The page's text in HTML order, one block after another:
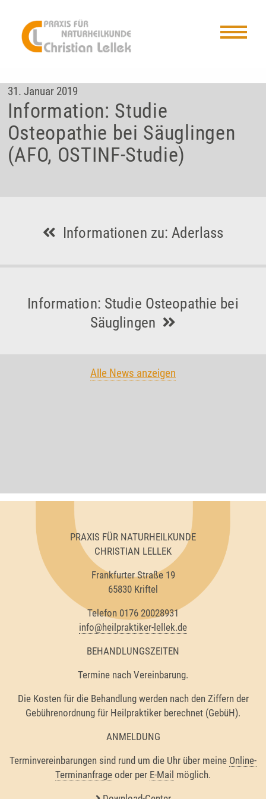
31. Januar 2019
Information: Studie
Osteopathie bei Säuglingen
(AFO, OSTINF-Studie)
Informationen zu: Aderlass
Information: Studie Osteopathie bei
Säuglingen
Alle News anzeigen
PRAXIS FÜR NATURHEILKUNDE
CHRISTIAN LELLEK
Frankfurter Straße 19
65830 Kriftel
Telefon 0176 20028931
info@heilpraktiker-lellek.de
BEHANDLUNGSZEITEN
Termine nach Vereinbarung.
Die Kosten für die Behandlung werden nach den Ziffern der
Gebührenordnung für Heilpraktiker berechnet (GebüH).
ANMELDUNG
Terminvereinbarungen sind rund um die Uhr über meine Online-
Terminanfrage oder per E-Mail möglich.